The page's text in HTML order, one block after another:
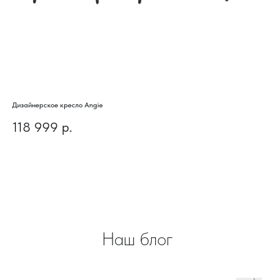
Дизайнерское кресло Angie
118 999 р.
Наш блог